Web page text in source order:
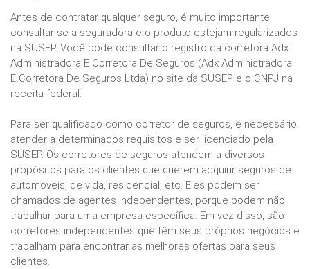
Antes de contratar qualquer seguro, é muito importante
consultar se a seguradora e o produto estejam regularizados
na SUSEP. Você pode consultar o registro da corretora Adx
Administradora E Corretora De Seguros (Adx Administradora
E Corretora De Seguros Ltda) no site da SUSEP e o CNPJ na
receita federal.
Para ser qualificado como corretor de seguros, é necessário
atender a determinados requisitos e ser licenciado pela
SUSEP. Os corretores de seguros atendem a diversos
propósitos para os clientes que querem adquirir seguros de
automóveis, de vida, residencial, etc. Eles podem ser
chamados de agentes independentes, porque podem não
trabalhar para uma empresa específica. Em vez disso, são
corretores independentes que têm seus próprios negócios e
trabalham para encontrar as melhores ofertas para seus
clientes.